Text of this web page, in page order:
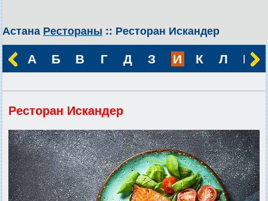
Астана Рестораны :: Ресторан Искандер
А Б В Г Д З И К Л М
Ресторан Искандер